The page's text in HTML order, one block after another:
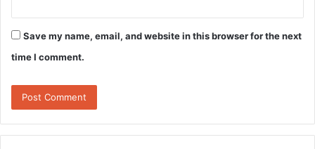
Save my name, email, and website in this browser for the next
time I comment.